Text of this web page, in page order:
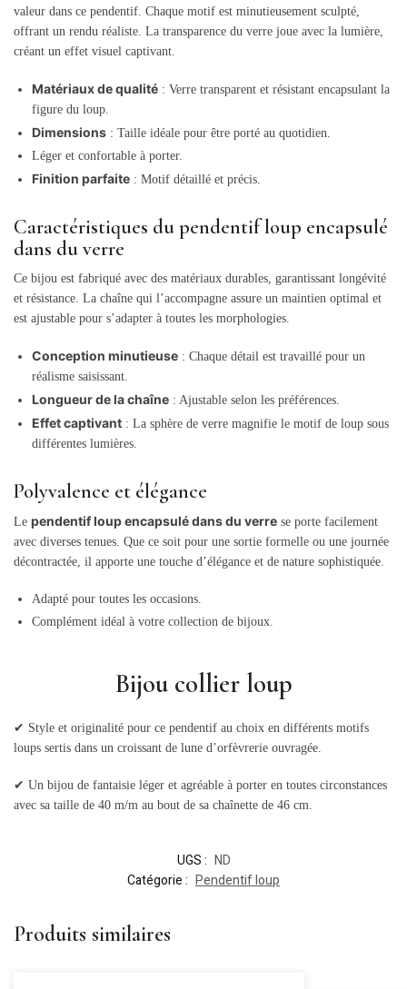
valeur dans ce pendentif. Chaque motif est minutieusement sculpté,
offrant un rendu réaliste. La transparence du verre joue avec la lumière,
créant un effet visuel captivant.
Matériaux de qualité : Verre transparent et résistant encapsulant la
figure du loup.
Dimensions : Taille idéale pour être porté au quotidien.
Léger et confortable à porter.
Finition parfaite : Motif détaillé et précis.
Caractéristiques du pendentif loup encapsulé
dans du verre
Ce bijou est fabriqué avec des matériaux durables, garantissant longévité
et résistance. La chaîne qui l’accompagne assure un maintien optimal et
est ajustable pour s’adapter à toutes les morphologies.
Conception minutieuse : Chaque détail est travaillé pour un
réalisme saisissant.
Longueur de la chaîne : Ajustable selon les préférences.
Effet captivant : La sphère de verre magnifie le motif de loup sous
différentes lumières.
Polyvalence et élégance
Le pendentif loup encapsulé dans du verre se porte facilement
avec diverses tenues. Que ce soit pour une sortie formelle ou une journée
décontractée, il apporte une touche d’élégance et de nature sophistiquée.
Adapté pour toutes les occasions.
Complément idéal à votre collection de bijoux.
Bijou collier loup
✔ Style et originalité pour ce pendentif au choix en différents motifs
loups sertis dans un croissant de lune d’orfèvrerie ouvragée.
✔ Un bijou de fantaisie léger et agréable à porter en toutes circonstances
avec sa taille de 40 m/m au bout de sa chaînette de 46 cm.
UGS : ND
Catégorie : Pendentif loup
Produits similaires